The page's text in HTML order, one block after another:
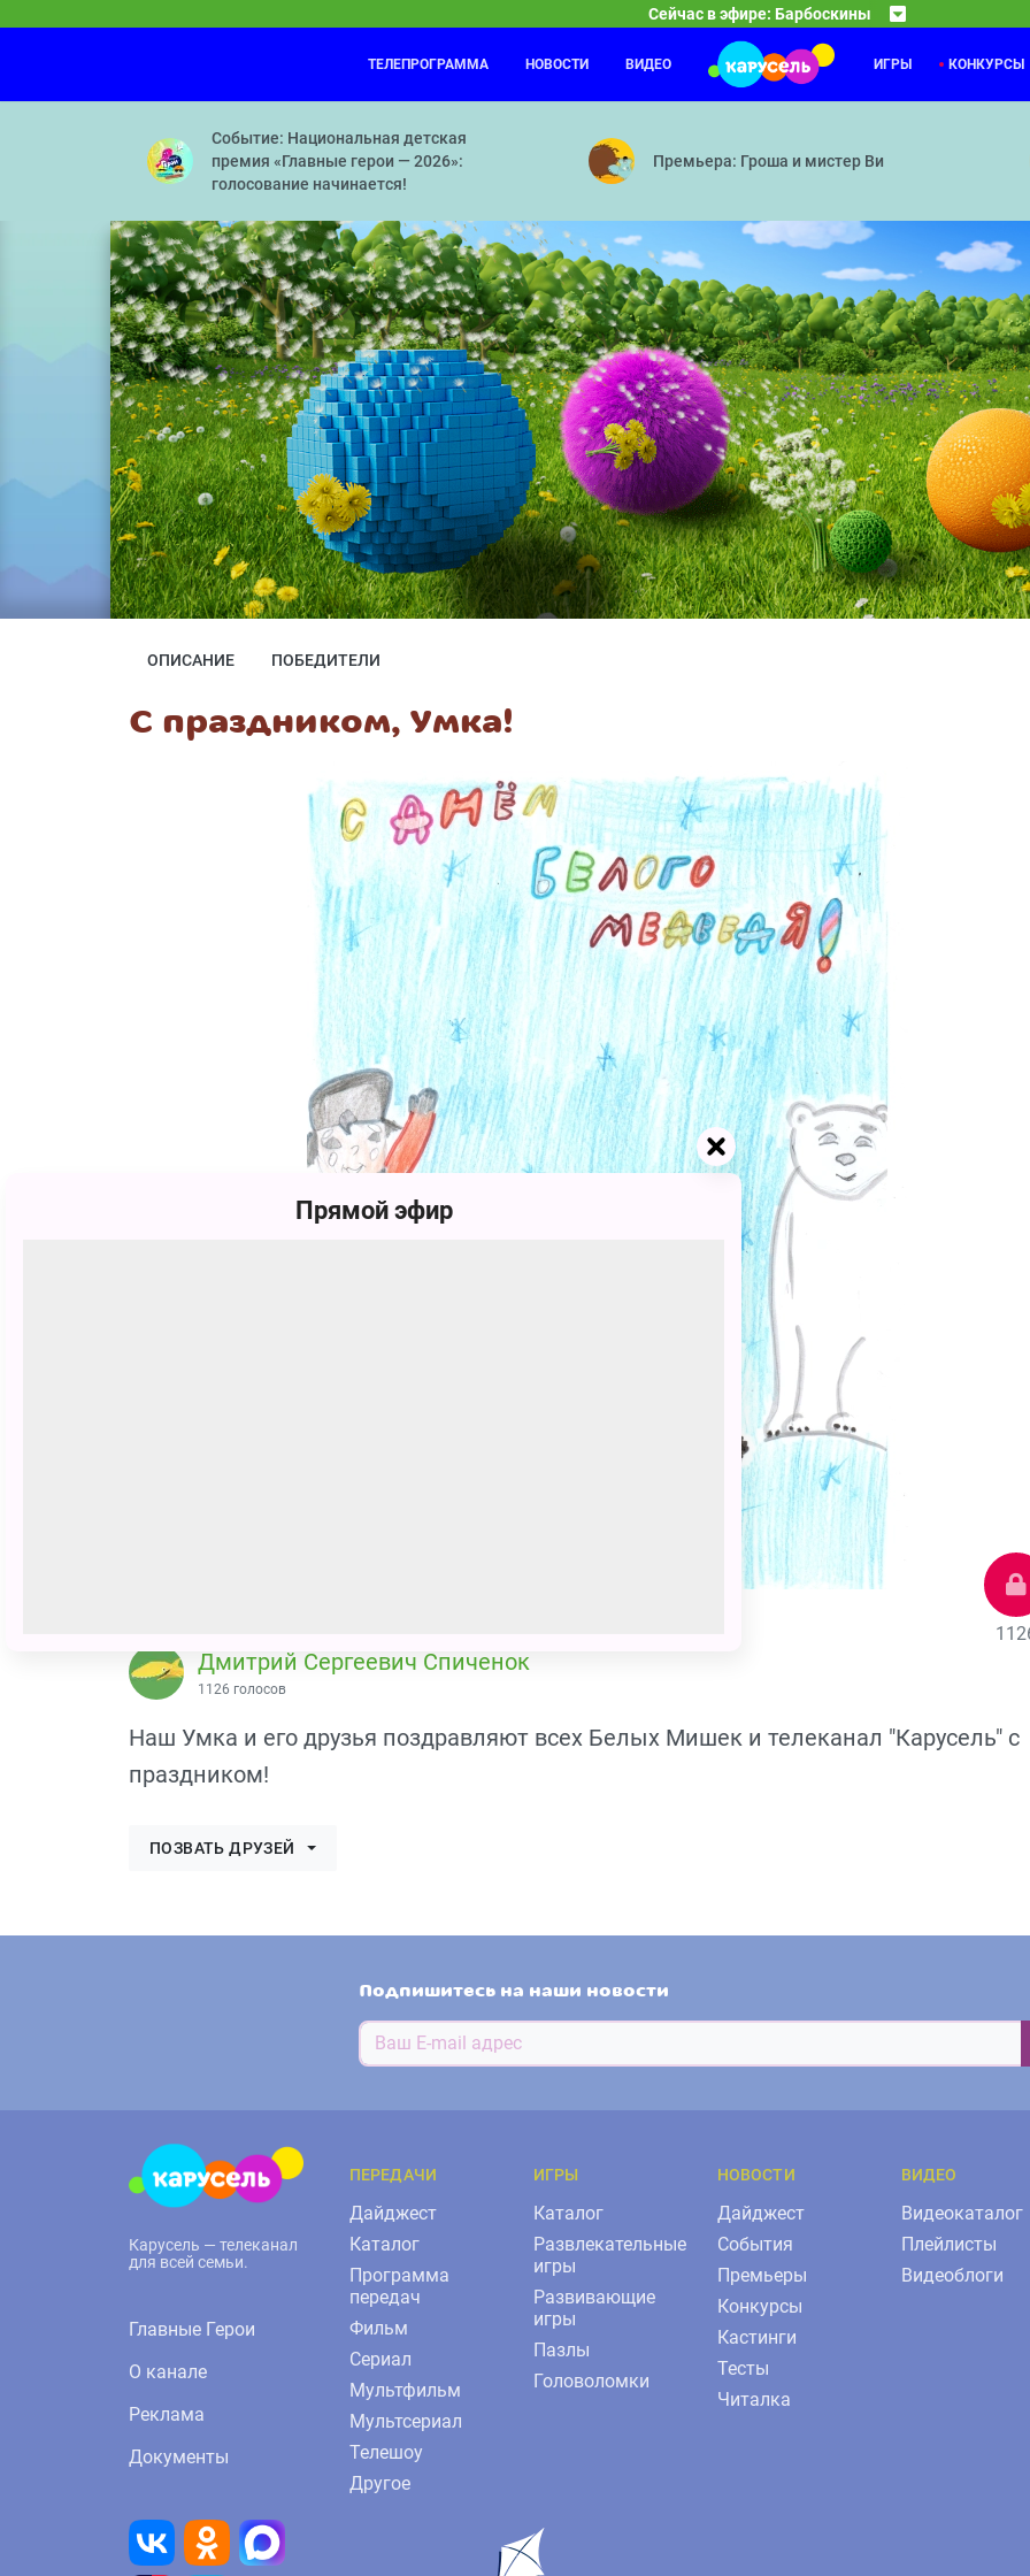
Сейчас в эфире: Барбоскины
Перевоспитатели — Игры разума — Резонанс — Тайное общество волшебников — Спасение Земли —
Каникулы Светофоровых
ТЕЛЕПРОГРАММА НОВОСТИ ВИДЕО ИГРЫ КОНКУРСЫ
Событие: Национальная детская
премия «Главные герои — 2026»:
голосование начинается!
Премьера: Гроша и мистер Ви
ОПИСАНИЕ ПОБЕДИТЕЛИ
С праздником, Умка!
Дмитрий Сергеевич Спиченок
1126 голосов
Наш Умка и его друзья поздравляют всех Белых Мишек и телеканал "Карусель" с
праздником!
ПОЗВАТЬ ДРУЗЕЙ
Подпишитесь на наши новости
Карусель — телеканал
для всей семьи.
Главные Герои
О канале
Реклама
Документы
ПЕРЕДАЧИ
Дайджест
Каталог
Программа
передач
Фильм
Сериал
Мультфильм
Мультсериал
Телешоу
Другое
ИГРЫ
Каталог
Развлекательные
игры
Развивающие
игры
Пазлы
Головоломки
НОВОСТИ
Дайджест
События
Премьеры
Конкурсы
Кастинги
Тесты
Читалка
ВИДЕО
Видеокаталог
Плейлисты
Видеоблоги
Прямой эфир